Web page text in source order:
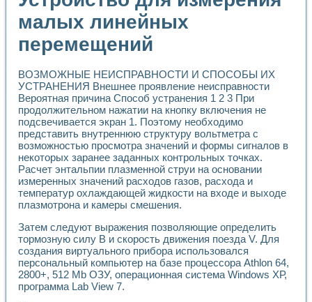
Система температурной стабилизации
Управление движением с помощью программно -
Определение параметров всплывающих газовых
Система управления асинхронным тиристорным
Применение средств NATIONAL INSTRUMENTS для
Разработка автоматизированного стенда для
Автоматизированный стенд рентгеновской диагностики
Высокочувствительные оптоэлектронные
Установка для измерения диэлектрических свойств
Исследование кинетики зарождения и развития
Лабораторный электрический импедансный томограф на
Микрозондовая система для характеризации
Метод траекторий в исследовании
Промышленная автоматизация
Автоматизация технологических процессов получения
Использование систем технического зрения для контроля
Исследование электромагнитных переходных процессов
Применение LabVIEW при разработке обучающих
Разработка виртуальных тренажеров путем
Система блокировок, сигнализации и защиты ускорителя
Система сбора данных и управления процессом
малых линейных
перемещений
ВОЗМОЖНЫЕ НЕИСПРАВНОСТИ И СПОСОБЫ ИХ
УСТРАНЕНИЯ Внешнее проявление неисправности
Вероятная причина Способ устранения 1 2 3 При
продолжительном нажатии на кнопку включения не
подсвечивается экран 1. Поэтому необходимо
представить внутреннюю структуру вольтметра с
возможностью просмотра значений и формы сигналов в
некоторых заранее заданных контрольных точках.
Расчет энтальпии плазменной струи на основании
измеренных значений расходов газов, расхода и
температур охлаждающей жидкости на входе и выходе
плазмотрона и камеры смешения.
Затем следуют выражения позволяющие определить
тормозную силу В и скорость движения поезда V. Для
создания виртуального прибора использовался
персональный компьютер на базе процессора Athlon 64,
2800+, 512 Mb ОЗУ, операционная система Windows ХР,
программа Lab View 7.